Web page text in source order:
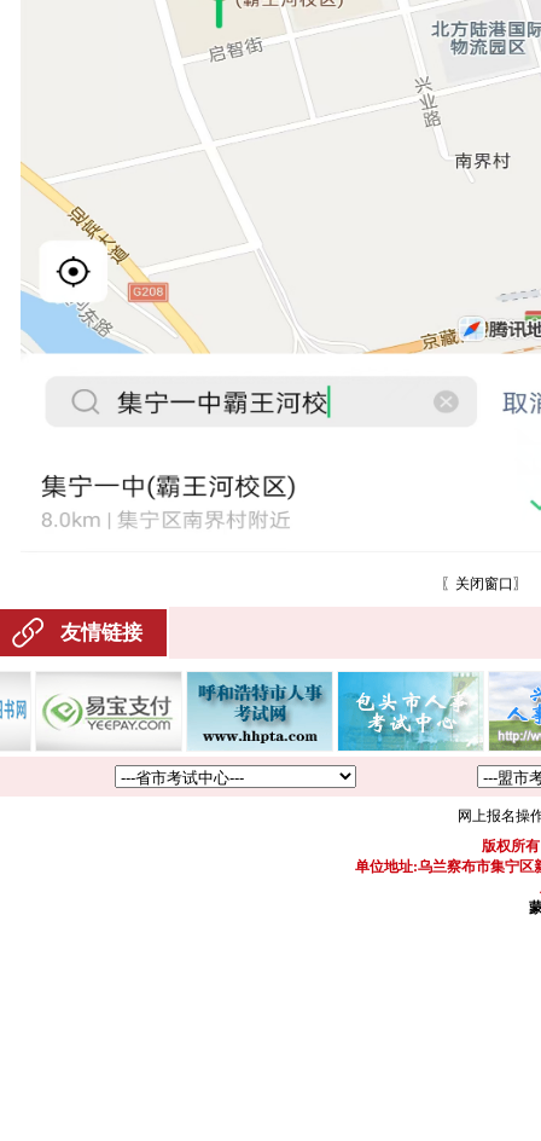
〖 关闭窗口 〗
友情链接
网上报名操
版权所
单位地址:乌兰察布市集宁区